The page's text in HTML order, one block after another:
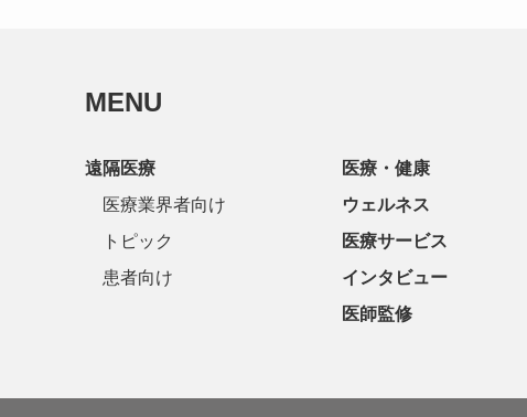
MENU
遠隔医療
医療業界者向け
トピック
患者向け
医療・健康
ウェルネス
医療サービス
インタビュー
医師監修